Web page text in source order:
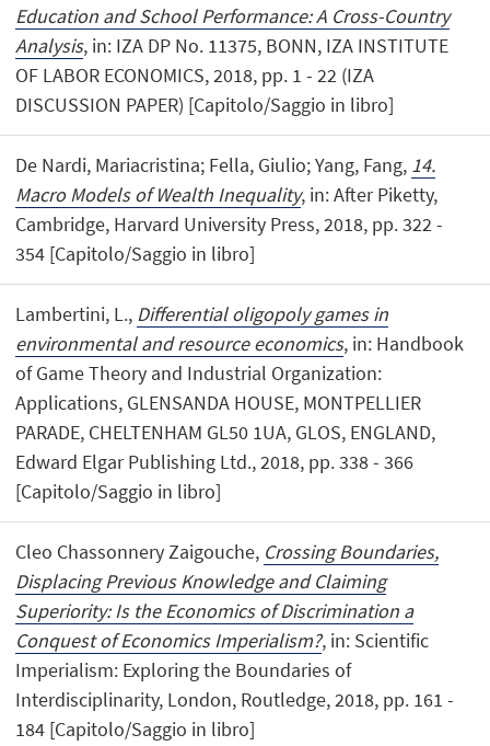
Education and School Performance: A Cross-Country
Analysis, in: IZA DP No. 11375, BONN, IZA INSTITUTE
OF LABOR ECONOMICS, 2018, pp. 1 - 22 (IZA
DISCUSSION PAPER) [Capitolo/Saggio in libro]
De Nardi, Mariacristina; Fella, Giulio; Yang, Fang, 14.
Macro Models of Wealth Inequality, in: After Piketty,
Cambridge, Harvard University Press, 2018, pp. 322 -
354 [Capitolo/Saggio in libro]
Lambertini, L., Differential oligopoly games in
environmental and resource economics, in: Handbook
of Game Theory and Industrial Organization:
Applications, GLENSANDA HOUSE, MONTPELLIER
PARADE, CHELTENHAM GL50 1UA, GLOS, ENGLAND,
Edward Elgar Publishing Ltd., 2018, pp. 338 - 366
[Capitolo/Saggio in libro]
Cleo Chassonnery Zaigouche, Crossing Boundaries,
Displacing Previous Knowledge and Claiming
Superiority: Is the Economics of Discrimination a
Conquest of Economics Imperialism?, in: Scientific
Imperialism: Exploring the Boundaries of
Interdisciplinarity, London, Routledge, 2018, pp. 161 -
184 [Capitolo/Saggio in libro]